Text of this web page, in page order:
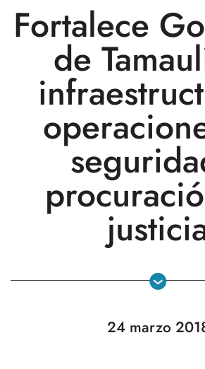
Fortalece
de
24 marzo